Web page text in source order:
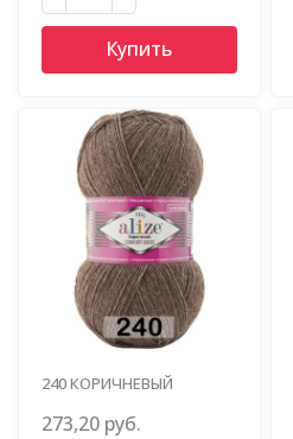
Купить
240 КОРИЧНЕВЫЙ
273,20 руб.